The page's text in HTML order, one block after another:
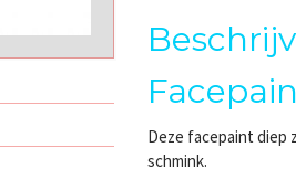
Deze facepaint diep
schmink.